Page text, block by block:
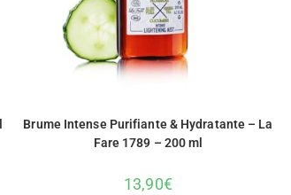
Brume Intense Purifiante & Hydratante – La
Fare 1789 – 200 ml
13,90€